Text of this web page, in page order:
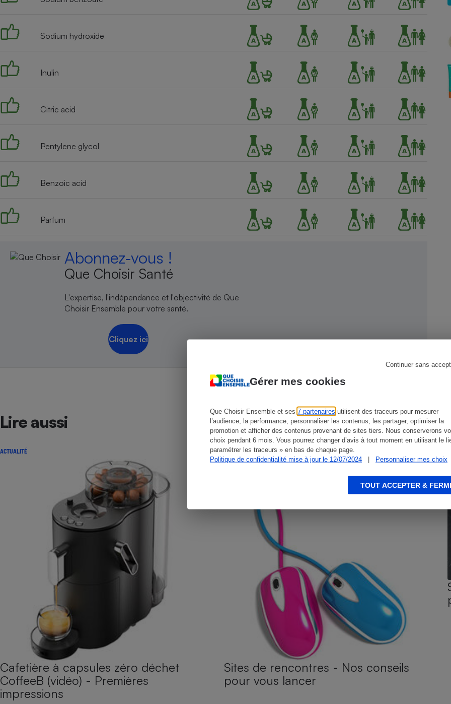
Gérer mes cookies
Que Choisir Ensemble et ses 7 partenaires utilisent des traceurs pour mesurer
l’audience, la performance, personnaliser les contenus, les partager, optimiser la
promotion et afficher des contenus provenant de sites tiers. Nous conserverons
choix pendant 6 mois. Vous pourrez changer d’avis à tout moment en utilisant le
paramétrer les traceurs » en bas de chaque page.
Politique de confidentialité mise à jour le 12/07/2024
| Personnaliser mes choix
Continuer sans
TOUT ACCEPTER &
Sodium hydroxide
Inulin
Citric acid
Pentylene glycol
Benzoic acid
Parfum
Abonnez-vous !
Que Choisir Santé
L'expertise, l'indépendance et l'objectivité de Que
Choisir Ensemble pour votre santé.
Cliquez ici
Lire aussi
ACTUALITÉ
Cafetière à capsules zéro déchet
CoffeeB (vidéo) - Premières
impressions
CONSEILS
Sites de rencontres - Nos conseils
pour vous lancer
Cafetière à expressos
Robot ménager
Appareil photo
numérique
Électricité - Gaz
Lessive